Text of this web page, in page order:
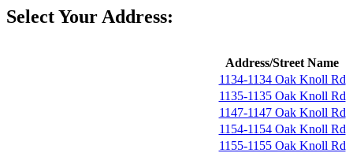
Select Your Address:
Address/Street Name
1134-1134 Oak Knoll Rd
1135-1135 Oak Knoll Rd
1147-1147 Oak Knoll Rd
1154-1154 Oak Knoll Rd
1155-1155 Oak Knoll Rd